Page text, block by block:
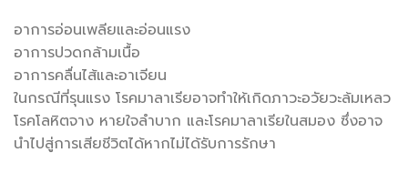
อาการอ่อนเพลียและอ่อนแรง
อาการปวดกล้ามเนื้อ
อาการคลื่นไส้และอาเจียน
ในกรณีที่รุนแรง โรคมาลาเรียอาจทำให้เกิดภาวะอวัยวะล้มเหลว
โรคโลหิตจาง หายใจลำบาก และโรคมาลาเรียในสมอง ซึ่งอาจ
นำไปสู่การเสียชีวิตได้หากไม่ได้รับการรักษา